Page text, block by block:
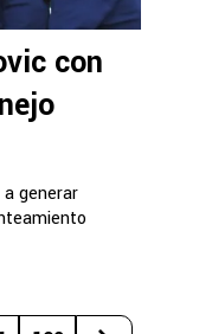
con
a generar